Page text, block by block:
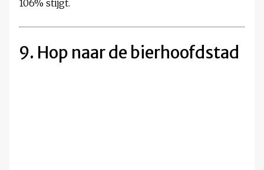
106% stijgt.
9. Hop naar de bierhoofdstad